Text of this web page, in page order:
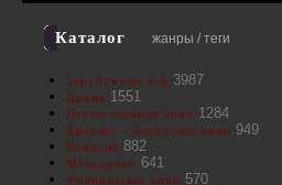
Каталог жанры / теги
Зарубежные х/ф 3987
Драма 1551
Отечественное кино 1284
Артхаус - Авторское кино 949
Комедия 882
Мелодрама 641
Французское кино 570